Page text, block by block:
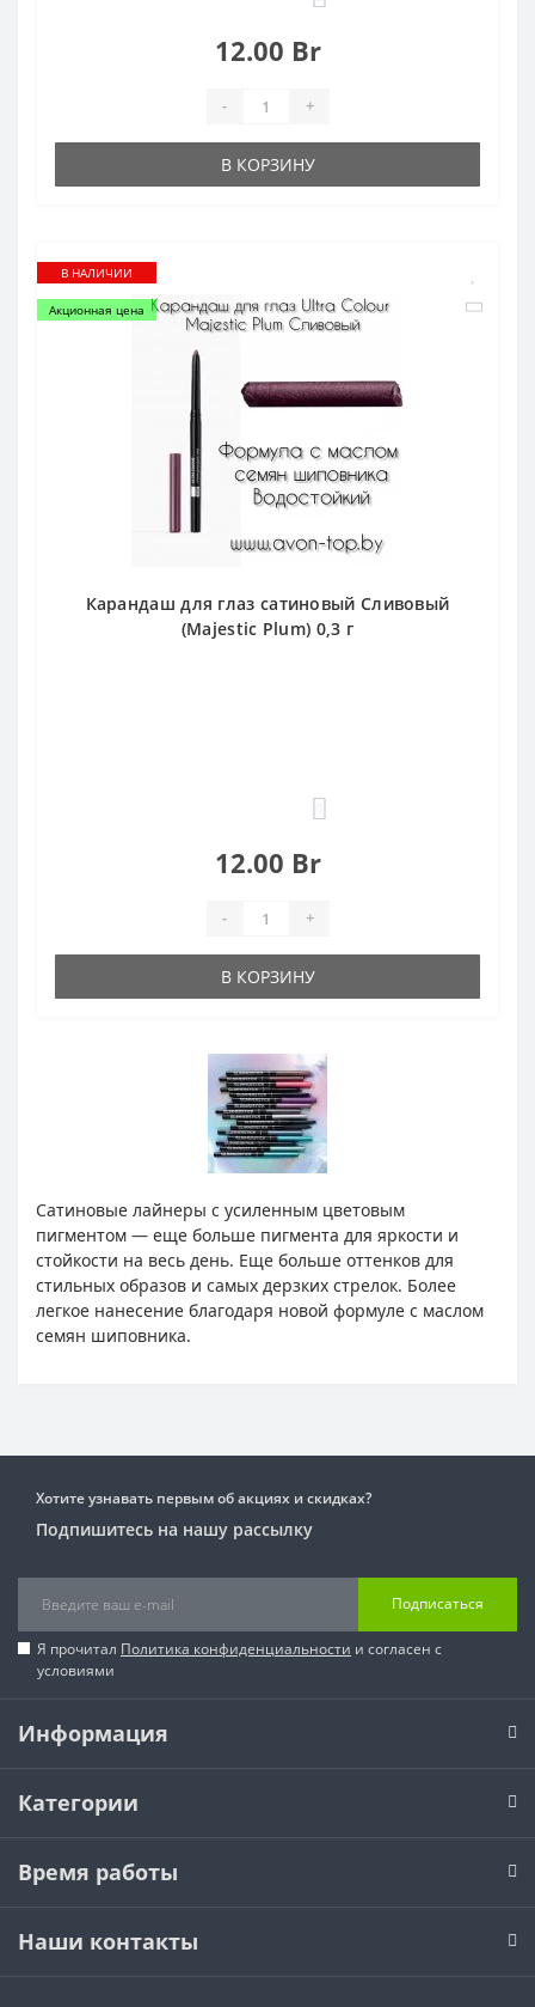
12.00 Br
- +
В КОРЗИНУ
В НАЛИЧИИ
Акционная цена
Карандаш для глаз сатиновый Сливовый
(Majestic Plum) 0,3 г
12.00 Br
- +
В КОРЗИНУ
Сатиновые лайнеры с усиленным цветовым
пигментом — еще больше пигмента для яркости и
стойкости на весь день. Еще больше оттенков для
стильных образов и самых дерзких стрелок. Более
легкое нанесение благодаря новой формуле с маслом
семян шиповника.
Хотите узнавать первым об акциях и скидках?
Подпишитесь на нашу рассылку
Подписаться
Я прочитал Политика конфиденциальности и согласен с
условиями
Информация
Категории
Время работы
Наши контакты